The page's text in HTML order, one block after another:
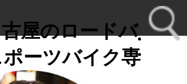
屋のロードバ
ーツバイク専